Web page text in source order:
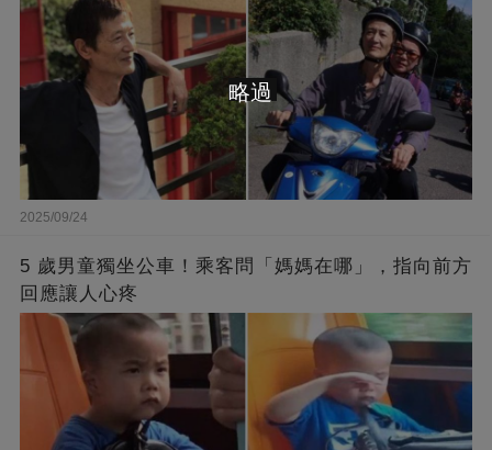
2025/09/24
5 歲男童獨坐公車！乘客問「媽媽在哪」，指向前方
回應讓人心疼
略過